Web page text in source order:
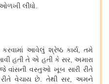
લીધો.
કરવામાં આવેલું શ્રેષ્ઠ કાર્ય, તમે
હતી તે એ હતી કે સર, અમારા
વાંસની વસ્તુઓ ખૂબ સારી રીતે
વેચાય છે. તેથી સર, અમને